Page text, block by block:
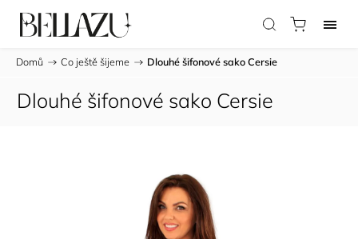
Domů / Co ještě šijeme / Dlouhé šifonové sako Cersie
Dlouhé šifonové sako Cersie